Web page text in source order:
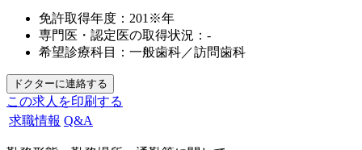
免許取得年度： 201※年
専門医・認定医の取得状況： -
希望診療科目： 一般歯科／訪問歯科
この求人を印刷する
求職情報 Q&A